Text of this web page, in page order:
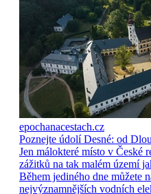
epochanacestach.cz
Poznejte údolí Desné: od
Jen málokteré místo v České
zážitků na tak malém území
Během jediného dne můžete
nejvýznamnějších vodních